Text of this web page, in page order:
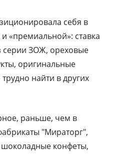
себя в
«премиальной»: ставка
серии ЗОЖ, ореховые
оригинальные
найти в других
раньше, чем в
"Мираторг",
конфеты,